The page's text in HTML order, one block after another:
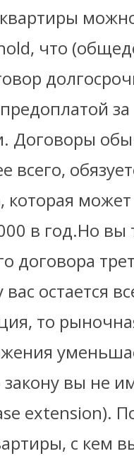
что
всего,
в год.Но
договора
вас остается
то
закону вы не
extension).
с кем